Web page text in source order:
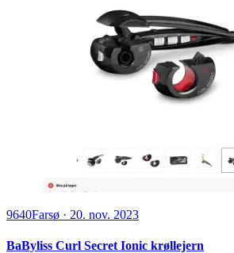
9640Farsø · 20. nov. 2023
BaByliss Curl Secret Ionic krøllejern